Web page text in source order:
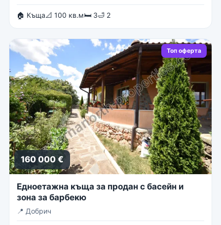
🏠 Къща📐 100 кв.м🛏 3🛁 2
Топ оферта
160 000 €
Едноетажна къща за продан с басейн и
зона за барбекю
📍 Добрич